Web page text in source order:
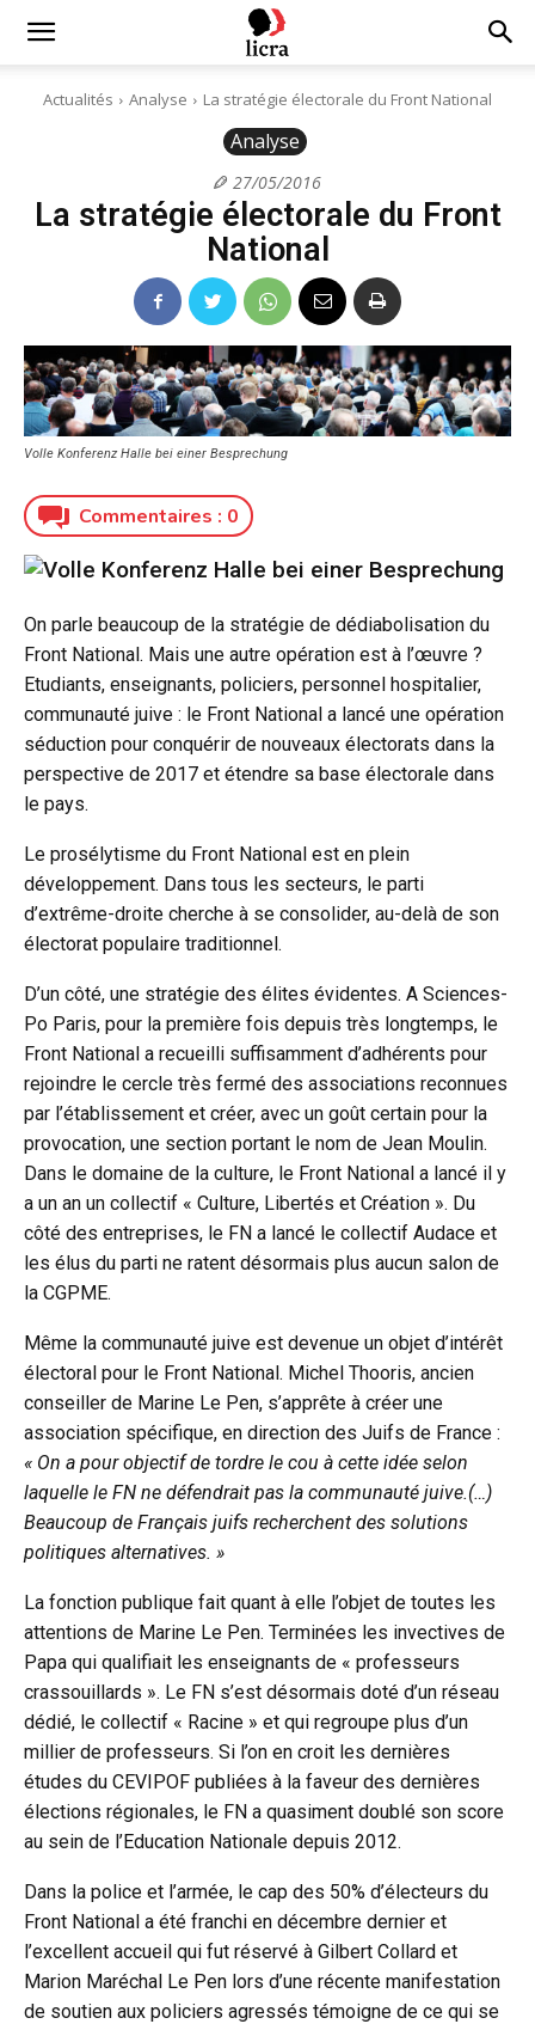
Licra
1927
Actualités Analyse La stratégie électorale du Front National
Analyse
27/05/2016
La stratégie électorale du Front
National
Volle Konferenz Halle bei einer Besprechung
Commentaires : 0
On parle beaucoup de la stratégie de dédiabolisation du
Front National. Mais une autre opération est à l’œuvre ?
Etudiants, enseignants, policiers, personnel hospitalier,
communauté juive : le Front National a lancé une opération
séduction pour conquérir de nouveaux électorats dans la
perspective de 2017 et étendre sa base électorale dans
le pays.
Le prosélytisme du Front National est en plein
développement. Dans tous les secteurs, le parti
d’extrême-droite cherche à se consolider, au-delà de son
électorat populaire traditionnel.
D’un côté, une stratégie des élites évidentes. A Sciences-
Po Paris, pour la première fois depuis très longtemps, le
Front National a recueilli suffisamment d’adhérents pour
rejoindre le cercle très fermé des associations reconnues
par l’établissement et créer, avec un goût certain pour la
provocation, une section portant le nom de Jean Moulin.
Dans le domaine de la culture, le Front National a lancé il y
a un an un collectif « Culture, Libertés et Création ». Du
côté des entreprises, le FN a lancé le collectif Audace et
les élus du parti ne ratent désormais plus aucun salon de
la CGPME.
Même la communauté juive est devenue un objet d’intérêt
électoral pour le Front National. Michel Thooris, ancien
conseiller de Marine Le Pen, s’apprête à créer une
association spécifique, en direction des Juifs de France :
« On a pour objectif de tordre le cou à cette idée selon
laquelle le FN ne défendrait pas la communauté juive.(…)
Beaucoup de Français juifs recherchent des solutions
politiques alternatives. »
La fonction publique fait quant à elle l’objet de toutes les
attentions de Marine Le Pen. Terminées les invectives de
Papa qui qualifiait les enseignants de « professeurs
crassouillards ». Le FN s’est désormais doté d’un réseau
dédié, le collectif « Racine » et qui regroupe plus d’un
millier de professeurs. Si l’on en croit les dernières
études du CEVIPOF publiées à la faveur des dernières
élections régionales, le FN a quasiment doublé son score
au sein de l’Education Nationale depuis 2012.
Dans la police et l’armée, le cap des 50% d’électeurs du
Front National a été franchi en décembre dernier et
l’excellent accueil qui fut réservé à Gilbert Collard et
Marion Maréchal Le Pen lors d’une récente manifestation
de soutien aux policiers agressés témoigne de ce qui se